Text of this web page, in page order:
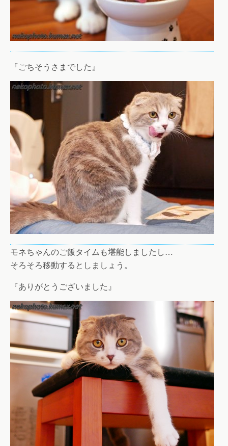
『ごちそうさまでした』
モネちゃんのご飯タイムも堪能しましたし…
そろそろ移動するとしましょう。
『ありがとうございました』